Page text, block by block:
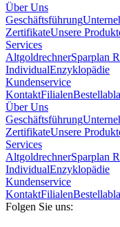
Über Uns
Geschäftsführung
ZertifikateUnsere
Services
AltgoldrechnerSparplan
IndividualEnzyklopädie
Kundenservice
KontaktFilialen
Über Uns
Geschäftsführung
ZertifikateUnsere
Services
AltgoldrechnerSparplan
IndividualEnzyklopädie
Kundenservice
KontaktFilialen
Folgen Sie uns: